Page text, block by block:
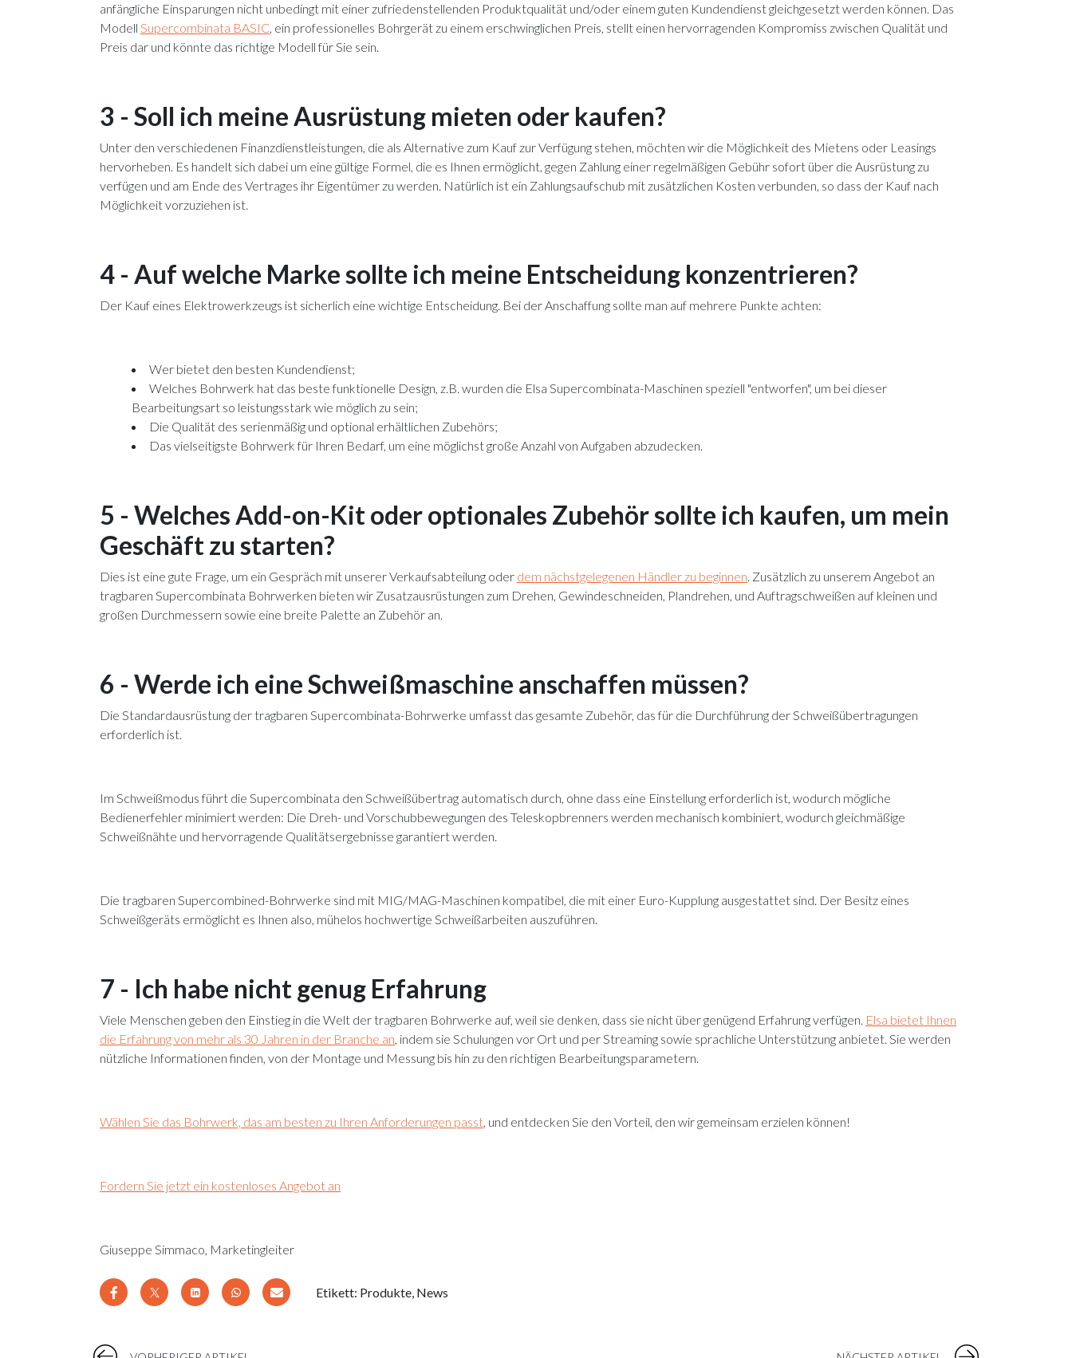
anfängliche Einsparungen nicht unbedingt mit einer zufriedenstellenden Produktqualität und/oder einem guten Kundendienst gleichgesetzt werden können. Das
Modell Supercombinata BASIC, ein professionelles Bohrgerät zu einem erschwinglichen Preis, stellt einen hervorragenden Kompromiss zwischen Qualität und
Preis dar und könnte das richtige Modell für Sie sein.
3 - Soll ich meine Ausrüstung mieten oder kaufen?
Unter den verschiedenen Finanzdienstleistungen, die als Alternative zum Kauf zur Verfügung stehen, möchten wir die Möglichkeit des Mietens oder Leasings
hervorheben. Es handelt sich dabei um eine gültige Formel, die es Ihnen ermöglicht, gegen Zahlung einer regelmäßigen Gebühr sofort über die Ausrüstung zu
verfügen und am Ende des Vertrages ihr Eigentümer zu werden. Natürlich ist ein Zahlungsaufschub mit zusätzlichen Kosten verbunden, so dass der Kauf nach
Möglichkeit vorzuziehen ist.
4 - Auf welche Marke sollte ich meine Entscheidung konzentrieren?
Der Kauf eines Elektrowerkzeugs ist sicherlich eine wichtige Entscheidung. Bei der Anschaffung sollte man auf mehrere Punkte achten:
Wer bietet den besten Kundendienst;
Welches Bohrwerk hat das beste funktionelle Design, z.B. wurden die Elsa Supercombinata-Maschinen speziell "entworfen", um bei dieser
Bearbeitungsart so leistungsstark wie möglich zu sein;
Die Qualität des serienmäßig und optional erhältlichen Zubehörs;
Das vielseitigste Bohrwerk für Ihren Bedarf, um eine möglichst große Anzahl von Aufgaben abzudecken.
5 - Welches Add-on-Kit oder optionales Zubehör sollte ich kaufen, um mein
Geschäft zu starten?
Dies ist eine gute Frage, um ein Gespräch mit unserer Verkaufsabteilung oder dem nächstgelegenen Händler zu beginnen. Zusätzlich zu unserem Angebot an
tragbaren Supercombinata Bohrwerken bieten wir Zusatzausrüstungen zum Drehen, Gewindeschneiden, Plandrehen, und Auftragschweißen auf kleinen und
großen Durchmessern sowie eine breite Palette an Zubehör an.
6 - Werde ich eine Schweißmaschine anschaffen müssen?
Die Standardausrüstung der tragbaren Supercombinata-Bohrwerke umfasst das gesamte Zubehör, das für die Durchführung der Schweißübertragungen
erforderlich ist.
Im Schweißmodus führt die Supercombinata den Schweißübertrag automatisch durch, ohne dass eine Einstellung erforderlich ist, wodurch mögliche
Bedienerfehler minimiert werden: Die Dreh- und Vorschubbewegungen des Teleskopbrenners werden mechanisch kombiniert, wodurch gleichmäßige
Schweißnähte und hervorragende Qualitätsergebnisse garantiert werden.
Die tragbaren Supercombined-Bohrwerke sind mit MIG/MAG-Maschinen kompatibel, die mit einer Euro-Kupplung ausgestattet sind. Der Besitz eines
Schweißgeräts ermöglicht es Ihnen also, mühelos hochwertige Schweißarbeiten auszuführen.
7 - Ich habe nicht genug Erfahrung
Viele Menschen geben den Einstieg in die Welt der tragbaren Bohrwerke auf, weil sie denken, dass sie nicht über genügend Erfahrung verfügen. Elsa bietet Ihnen
die Erfahrung von mehr als 30 Jahren in der Branche an, indem sie Schulungen vor Ort und per Streaming sowie sprachliche Unterstützung anbietet. Sie werden
nützliche Informationen finden, von der Montage und Messung bis hin zu den richtigen Bearbeitungsparametern.
Wählen Sie das Bohrwerk, das am besten zu Ihren Anforderungen passt, und entdecken Sie den Vorteil, den wir gemeinsam erzielen können!
Fordern Sie jetzt ein kostenloses Angebot an
Giuseppe Simmaco, Marketingleiter
Etikett: Produkte, News